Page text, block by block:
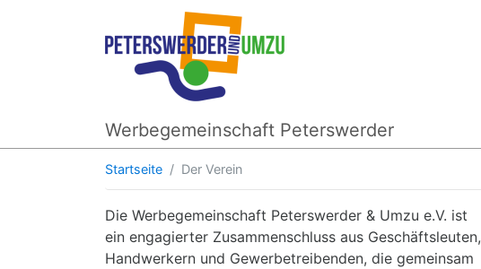
Werbegemeinschaft Peterswerder
Startseite Der Verein
Die Werbegemeinschaft Peterswerder & Umzu e.V. ist
ein engagierter Zusammenschluss aus Geschäftsleuten,
Handwerkern und Gewerbetreibenden, die gemeinsam